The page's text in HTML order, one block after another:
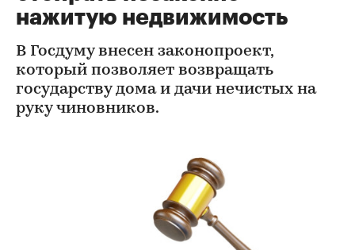
нажитую недвижимость
В Госдуму внесен законопроект,
который позволяет возвращать
государству дома и дачи нечистых на
руку чиновников.